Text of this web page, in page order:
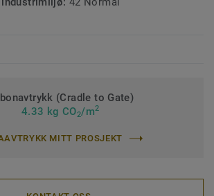
(Cradle to Gate)
4.33 kg CO2/m2
MITT PROSJEKT